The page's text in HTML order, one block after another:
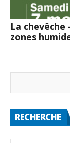
La chevêche
zones
RECHERCHE